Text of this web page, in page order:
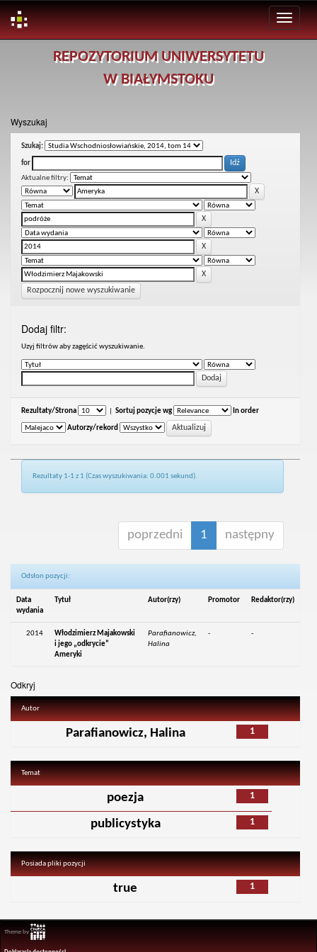
REPOZYTORIUM UNIWERSYTETU
W BIAŁYMSTOKU
Wyszukaj
Szukaj:
for
Aktualne filtry:
Rozpocznij nowe wyszukiwanie
Dodaj filtr:
Uzyj filtrów aby zagęścić wyszukiwanie.
Rezultaty/Strona Sortuj pozycje wg In order
Autorzy/rekord
Rezultaty 1-1 z 1 (Czas wyszukiwania: 0.001 sekund).
poprzedni 1 następny
Odsłon pozycji:
Data
wydania
Tytuł Autor(rzy) Promotor Redaktor(rzy)
2014
Włodzimierz Majakowski
i jego „odkrycie”
Ameryki
Parafianowicz,
Halina
- -
Odkryj
Autor
1
Parafianowicz, Halina
Temat
1
poezja
1
publicystyka
Posiada pliki pozycji
1
true
Theme by